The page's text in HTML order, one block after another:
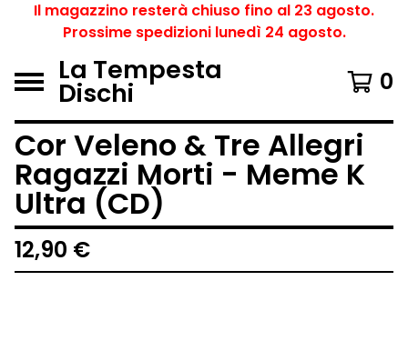
Il magazzino resterà chiuso fino al 23 agosto.
Prossime spedizioni lunedì 24 agosto.
La Tempesta
Dischi 0
Cor Veleno & Tre Allegri
Ragazzi Morti - Meme K
Ultra (CD)
12,90 €